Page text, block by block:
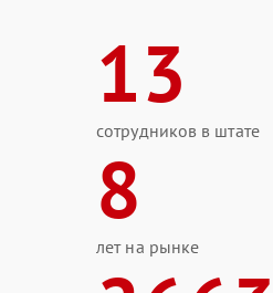
13
сотрудников в штате
8
лет на рынке